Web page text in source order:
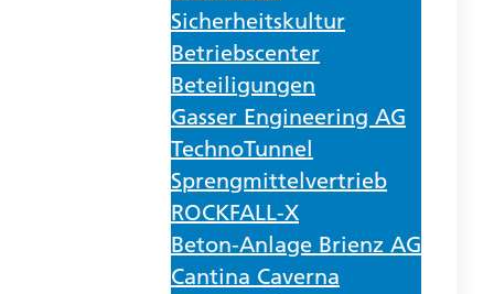
Sicherheitskultur
Betriebscenter
Beteiligungen
Gasser Engineering AG
TechnoTunnel
Sprengmittelvertrieb
ROCKFALL-X
Beton-Anlage Brienz AG
Cantina Caverna